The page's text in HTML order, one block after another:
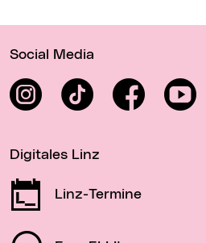
Social Media
InstagramTikTok FacebookYouTube
Digitales Linz
Linz-Termine